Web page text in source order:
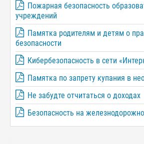
Пожарная безопасность
учреждений
Памятка родителям и детям о
безопасности
Кибербезопасность в сети
Памятка по запрету купания в
Не забудте отчитаться о доходах
Безопасность на